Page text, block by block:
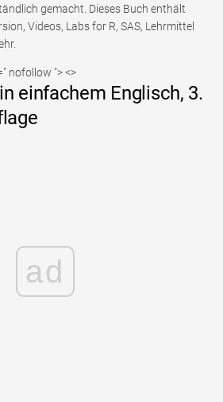
gemacht. Dieses Buch enthält
Videos, Labs for R, SAS, Lehrmittel
nofollow "> <>
einfachem Englisch, 3.
ad